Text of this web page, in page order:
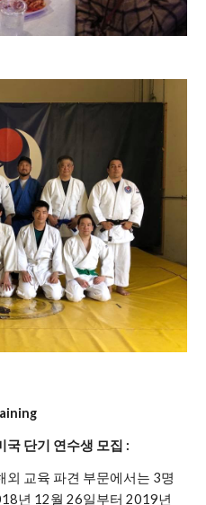
단기 연수생 모집 :
외 교육 파견 부문에서는 3명
년 12월 26일부터 2019년